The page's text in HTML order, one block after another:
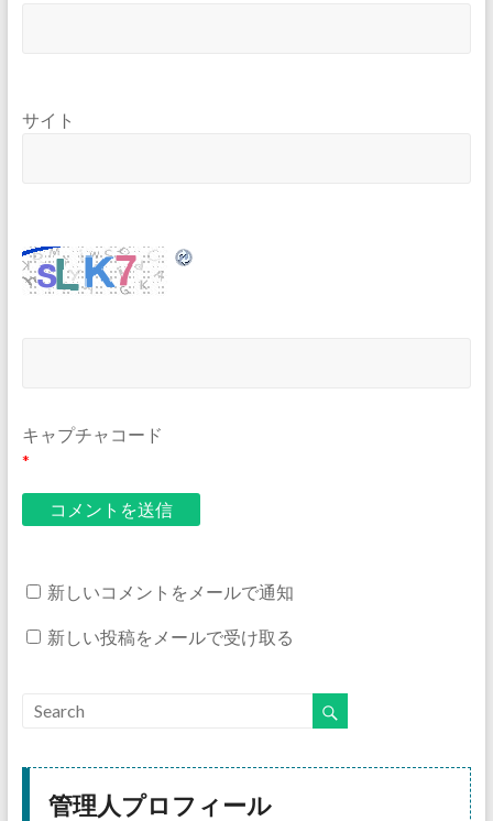
サイト
キャプチャコード
*
新しいコメントをメールで通知
新しい投稿をメールで受け取る
管理人プロフィール